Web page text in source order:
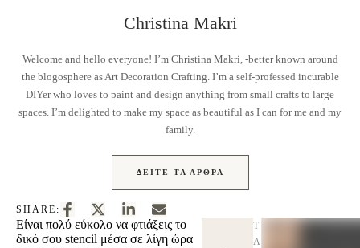
Christina Makri
Welcome and hello everyone! I’m Christina Makri, -better known around
the blogosphere as Art Decoration Crafting. I’m a self-professed incurable
DIYer who loves to paint and design anything from small crafts to large
spaces. I’m delighted to make my space as beautiful as I can for me and my
family.
ΔΕΊΤΕ ΤΑ ΆΡΘΡΑ
SHARE:
Είναι πολύ εύκολο να φτιάξεις το
δικό σου stencil μέσα σε λίγη ώρα
T
A